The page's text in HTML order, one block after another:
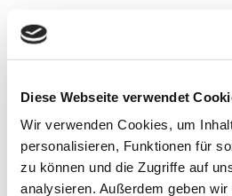
Diese Webseite verwendet
Wir verwenden Cookies, um
personalisieren, Funktionen für
zu können und die Zugriffe auf
analysieren. Außerdem geben
Angaben zur
Markel Insurance SE
Sophienstraße 26
Berufsrechtlichen Regelungen
Für die Tätigkeit von
Deutschland gelten folgende